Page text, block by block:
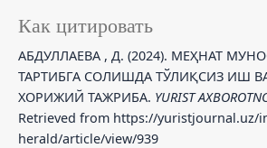
Как цитировать
АБДУЛЛАЕВА , Д. (2024). МЕҲНАТ
ТАРТИБГА СОЛИШДА ТЎЛИҚСИЗ ИШ
ХОРИЖИЙ ТАЖРИБА. YURIST
Retrieved from https://yuristjournal.uz/
herald/article/view/939